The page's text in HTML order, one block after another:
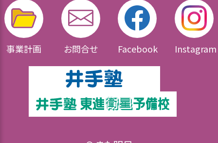
事業計画 お問合せ Facebook Instagram